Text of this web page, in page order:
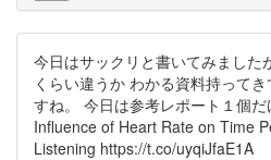
今日はサックリと書いてみました
くらい違うか わかる資料持って
すね。 今日は参考レポート１個
Influence of Heart Rate on Time
Listening https://t.co/uyqiJfaE1A